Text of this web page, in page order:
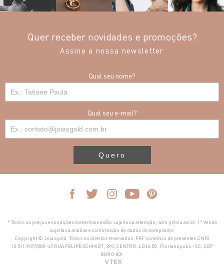
Quer receber novidades e promoções?
Assine a nossa newsletter
Qual seu nome?
Qual seu e-mail?
Quero
* Todos os preços e condições comerciais estão sujeitos a alteração, sem prévio aviso. | * Venda
sujeitas à análise e confirmação de dados do comprador.
Copyright © Joiasgold. Todos os direitos reservados. FKF comercio de presentes CNPJ
13.511.907/0001-67 RUA FELIPE SCHMIDT, 390, CENTRO, LOJA 50 , Florianópolis - SC, CEP
88010-001
VTEX